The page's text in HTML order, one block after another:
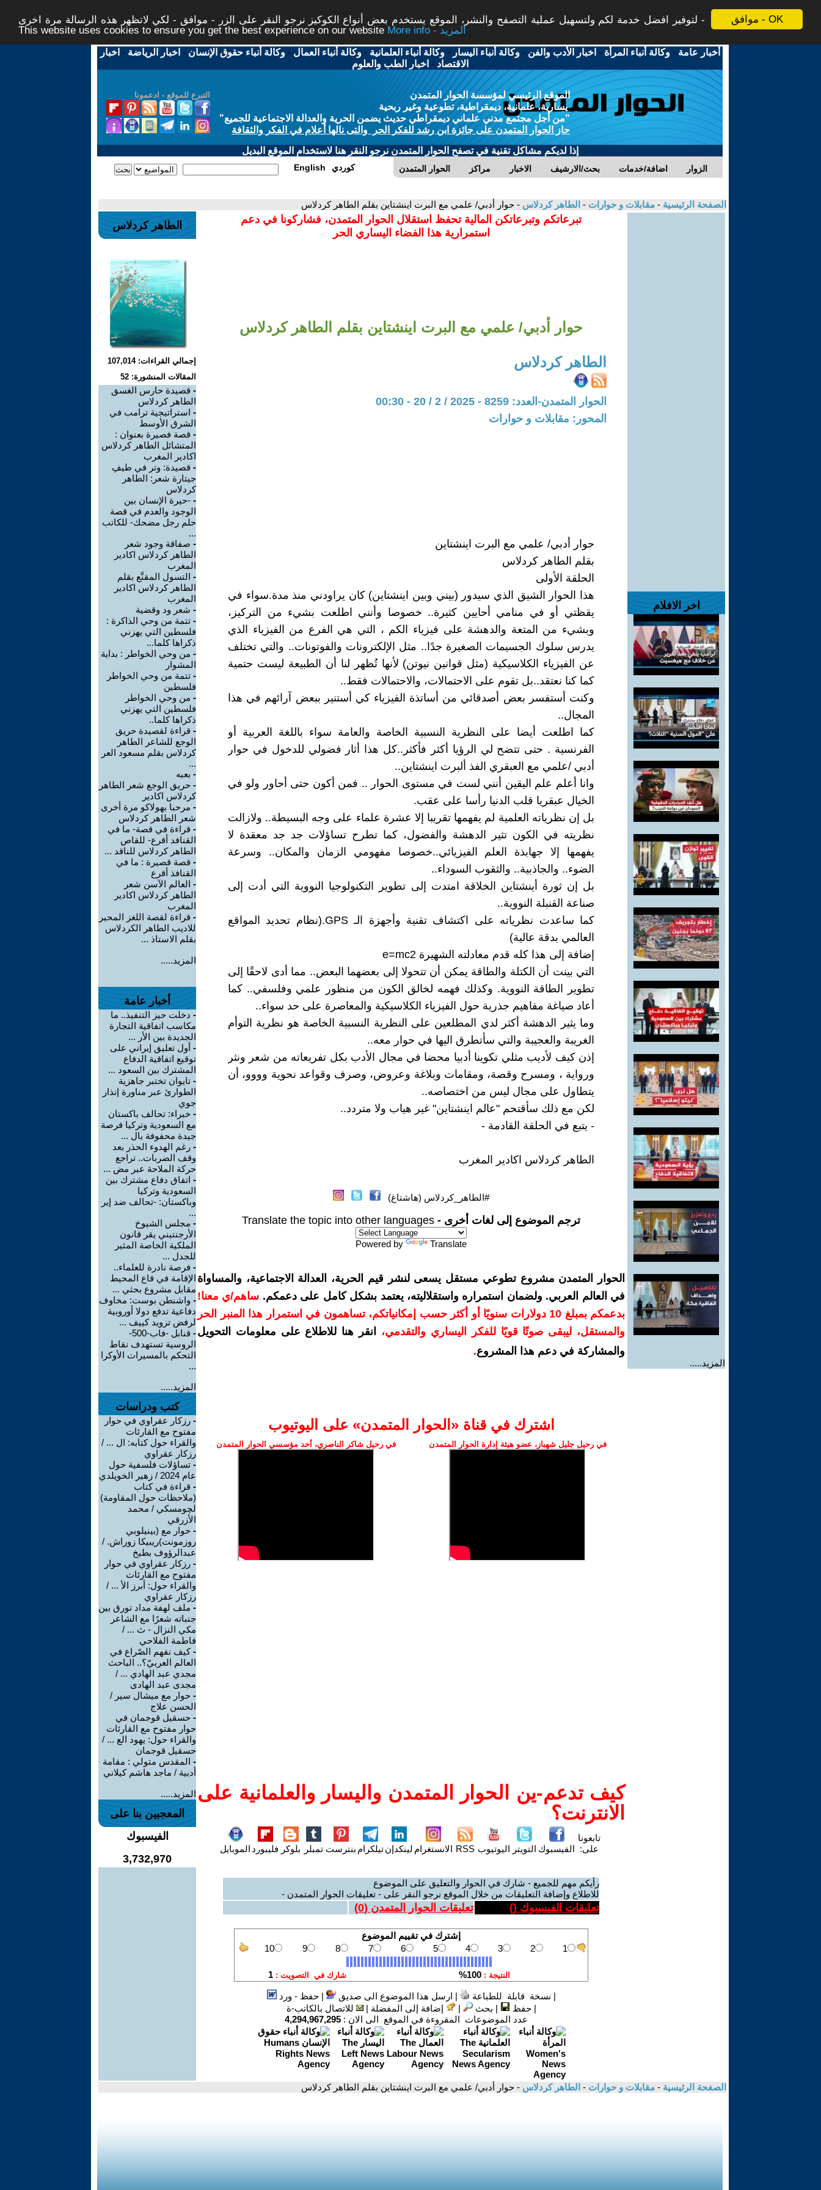
موافق - OK
لتوفير افضل خدمة لكم ولتسهيل عملية التصفح والنشر، الموقع يستخدم بعض أنواع الكوكيز نرجو النقر على الزر - موافق - لكي لاتظهر هذه الرسالة مرة اخرى -
This website uses cookies to ensure you get the best experience on our website
More info - المزيد
أخبار عامة -وكالة أنباء المرأة - اخبار الأدب والفن -وكالة أنباء اليسار -وكالة أنباء العلمانية -وكالة أنباء العمال -وكالة أنباء حقوق الإنسان - اخبار الرياضة - اخبار
الاقتصاد - اخبار الطب والعلوم
التبرع للموقع - ادعمونا
الموقع الرئيسي لمؤسسة الحوار المتمدن
يسارية، علمانية، ديمقراطية، تطوعية وغير ربحية
"من أجل مجتمع مدني علماني ديمقراطي حديث يضمن الحرية والعدالة الاجتماعية للجميع"
حاز الحوار المتمدن على جائزة ابن رشد للفكر الحر والتى نالها أعلام في الفكر والثقافة
إذا لديكم مشاكل تقنية في تصفح الحوار المتمدن نرجو النقر هنا لاستخدام الموقع البديل
الحوار المتمدن مراكز الاخبار بحث/الارشيف اضافة/خدمات الزوار English كوردي
الصفحة الرئيسية - مقابلات و حوارات - الطاهر كردلاس - حوار أدبي/ علمي مع البرت اينشتاين بقلم الطاهر كردلاس
اخر الافلام
المزيد.....
تبرعاتكم وتبرعاتكن المالية تحفظ استقلال الحوار المتمدن، فشاركونا في دعم
استمرارية هذا الفضاء اليساري الحر
حوار أدبي/ علمي مع البرت اينشتاين بقلم الطاهر كردلاس
الطاهر كردلاس
الحوار المتمدن-العدد: 8259 - 2025 / 2 / 20 - 00:30
المحور: مقابلات و حوارات
حوار أدبي/ علمي مع البرت اينشتاين
بقلم الطاهر كردلاس
الحلقة الأولى
هذا الحوار الشيق الذي سيدور (بيني وبين اينشتاين) كان يراودني منذ مدة.سواء في
يقظتي أو في منامي أحايين كثيرة.. خصوصا وأنني اطلعت بشيء من التركيز،
وبشيء من المتعة والدهشة على فيزياء الكم ، التي هي الفرع من الفيزياء الذي
يدرس سلوك الجسيمات الصغيرة جدًا.. مثل الإلكترونات والفوتونات.. والتي تختلف
عن الفيزياء الكلاسيكية (مثل قوانين نيوتن) لأنها تُظهر لنا أن الطبيعة ليست حتمية
كما كنا نعتقد..بل تقوم على الاحتمالات، والاحتمالات فقط..
وكنت أستفسر بعض أصدقائي من أساتذة الفيزياء كي أستنير ببعض آرائهم في هذا
المجال..
كما اطلعت أيضا على النظرية النسبية الخاصة والعامة سواء باللغة العربية أو
الفرنسية . حتى تتضح لي الرؤيا أكثر فأكثر..كل هذا أثار فضولي للدخول في حوار
أدبي /علمي مع العبقري الفذ ألبرت اينشتاين..
وانا أعلم علم اليقين أنني لست في مستوى الحوار .. فمن أكون حتى أحاور ولو في
الخيال عبقريا قلب الدنيا رأسا على عقب.
بل إن نظرياته العلمية لم يفهمها تقريبا إلا عشرة علماء على وجه البسيطة.. ولازالت
نظريته في الكون تثير الدهشة والفضول، كما تطرح تساؤلات جد جد معقدة لا
يفهمها إلا جهابذة العلم الفيزيائي..خصوصا مفهومي الزمان والمكان.. وسرعة
الضوء.. والجاذبية.. والثقوب السوداء..
بل إن ثورة أينشتاين الخلاقة امتدت إلى تطوير التكنولوجيا النووية التي أدت إلى
صناعة القنبلة النووية..
كما ساعدت نظرياته على اكتشاف تقنية وأجهزة الـ GPS.(نظام تحديد المواقع
العالمي بدقة عالية)
إضافة إلى هذا كله قدم معادلته الشهيرة e=mc2
التي بينت أن الكتلة والطاقة يمكن أن تتحولا إلى بعضهما البعض.. مما أدى لاحقًا إلى
تطوير الطاقة النووية. وكذلك فهمه لخالق الكون من منظور علمي وفلسفي.. كما
أعاد صياغة مفاهيم جذرية حول الفيزياء الكلاسيكية والمعاصرة على حد سواء..
وما يثير الدهشة أكثر لدي المطلعين على النظرية النسبية الخاصة هو نظرية التوأم
الغريبة والعجيبة والتي سأتطرق اليها في حوار معه..
إذن كيف لأديب مثلي تكوينا أدبيا محضا في مجال الأدب بكل تفريعاته من شعر ونثر
ورواية ، ومسرح وقصة، ومقامات وبلاغة وعروض، وصرف وقواعد نحوية وووو، أن
يتطاول على مجال ليس من اختصاصه..
لكن مع ذلك سأقتحم "عالم اينشتاين" غير هياب ولا متردد..
- يتبع في الحلقة القادمة -
الطاهر كردلاس اكادير المغرب
#الطاهر_كردلاس (هاشتاغ)
ترجم الموضوع إلى لغات أخرى - Translate the topic into other languages
Powered by Translate
الحوار المتمدن مشروع تطوعي مستقل يسعى لنشر قيم الحرية، العدالة الاجتماعية، والمساواة
في العالم العربي. ولضمان استمراره واستقلاليته، يعتمد بشكل كامل على دعمكم. ساهم/ي معنا!
بدعمكم بمبلغ 10 دولارات سنويًا أو أكثر حسب إمكانياتكم، تساهمون في استمرار هذا المنبر الحر
والمستقل، ليبقى صوتًا قويًا للفكر اليساري والتقدمي،
انقر هنا للاطلاع على معلومات التحويل
والمشاركة في دعم هذا المشروع.
اشترك في قناة ‫«الحوار المتمدن» على اليوتيوب
في رحيل جليل شهباز، عضو هيئة إدارة الحوار المتمدن في رحيل شاكر الناصري، أحد مؤسسي الحوار المتمدن
كيف تدعم-ين الحوار المتمدن واليسار والعلمانية على
الانترنت؟
تابعونا
على: الفيسبوك التويتر اليوتيوب RSS الانستغرام لينكدإنتيلكرام بنترست تمبلر بلوكر فليبورد الموبايل
رأيكم مهم للجميع - شارك في الحوار والتعليق على الموضوع
للاطلاع وإضافة التعليقات من خلال الموقع نرجو النقر على - تعليقات الحوار المتمدن -
تعليقات الفيسبوك () تعليقات الحوار المتمدن (0
)
| نسخة قابلة للطباعة | ارسل هذا الموضوع الى صديق |حفظ - ورد
|حفظ | بحث | إضافة إلى المفضلة |
للاتصال بالكاتب-ة
عدد الموضوعات المقروءة في الموقع الى الان : 4,294,967,295
الطاهر كردلاس
إجمالي القراءات: 107,014
المقالات المنشورة: 52
- قصيدة حارس الغسق
الطاهر كردلاس
- استراتيجية ترامب في
الشرق الأوسط
- قصة فصيرة بعنوان :
المتشائل الطاهر كردلاس
اكادير المغرب
- قصيدة: وتر في طيفِ
جيتارة شعر: الطاهر
كردلاس
- -حيرة الإنسان بين
الوجود والعدم في قصة
حلم رجل مضحك- للكاتب
...
- صفاقة وجود شعر
الطاهر كردلاس اكادير
المغرب
- التسول المقنَّع بقلم
الطاهر كردلاس اكادير
المغرب
- شعر ود وقضية
- تتمة من وحي الذاكرة :
فلسطين التي يهزني
ذكراها كلما...
- من وحي الخواطر : بداية
المشوار
- تتمة من وحي الخواطر
فلسطين
- من وحي الخواطر
فلسطين التي يهزني
ذكراها كلما..
- قراءة لقصيدة حريق
الوجع للشاعر الطاهر
كردلاس بقلم مسعود العر
...
- بعبه
- حريق الوجع شعر الطاهر
كردلاس اكادير
- مرحبا بهولاكو مرة أخرى
شعر الطاهر كردلاس
- قراءة في قصة- ما في
القنافد أقرع- للقاص
الطاهر كردلاس للناقد ...
- قصة قصيرة : ما في
القنافذ أقرع
- العالم الآسن شعر
الطاهر كردلاس اكادير
المغرب
- قراءة لقصة اللغز المحير
للاديب الطاهر الكردلاس
بقلم الاستاذ ...
المزيد.....
أخبار عامة
- دخلت حيز التنفيذ.. ما
مكاسب اتفاقية التجارة
الجديدة بين الأر ...
- أول تعليق إيراني على
توقيع اتفاقية الدفاع
المشترك بين السعود ...
- تايوان تختبر جاهزية
الطوارئ عبر مناورة إنذار
جوي
- خبراء: تحالف باكستان
مع السعودية وتركيا فرصة
جيدة محفوفة بال ...
- رغم الهدوء الحذر بعد
وقف الضربات.. تراجع
حركة الملاحة عبر مض ...
- اتفاق دفاع مشترك بين
السعودية وتركيا
وباكستان: -تحالف ضد إير
...
- مجلس الشيوخ
الأرجنتيني يقر قانون
الملكية الخاصة المثير
للجدل ...
- فرصة نادرة للعلماء..
الإقامة في قاع المحيط
مقابل مشروع بحثي ...
- واشنطن بوست: مخاوف
دفاعية تدفع دولا أوروبية
لرفض تزويد كييف ...
-
قنابل -فاب-500-
الروسية تستهدف نقاط
التحكم بالمسيرات الأوكرا
...
المزيد.....
كتب ودراسات
- رزكار عقراوي في حوار
مفتوح مع القارئات
والقراء حول كتابه: ال ... /
رزكار عقراوي
- تساؤلات فلسفية حول
عام 2024 / زهير الخويلدي
- قراءة في كتاب
(ملاحظات حول المقاومة)
لچومسكي / محمد
الأزرقي
- حوار مع (بينيلوبي
روزمونت)ريبيكا زوراش. /
عبدالرؤوف بطيخ
- رزكار عقراوي في حوار
مفتوح مع القارئات
والقراء حول: أبرز الأ ... /
رزكار عقراوي
- ملف لهفة مداد تورق بين
جنباته شعرًا مع الشاعر
مكي النزال - ث ... /
فاطمة الفلاحي
-كيف نفهم الصّراع في
العالم العربيّ؟.. الباحث
مجدي عبد الهادي ... /
مجدى عبد الهادى
- حوار مع ميشال سير /
الحسن علاج
- حسقيل قوجمان في
حوار مفتوح مع القارئات
والقراء حول: يهود الع ... /
حسقيل قوجمان
- المقدس متولي : مقامة
أدبية / ماجد هاشم كيلاني
المزيد.....
المعجبين بنا على
الفيسبوك
3,732,970
الصفحة الرئيسية - مقابلات و حوارات - الطاهر كردلاس - حوار أدبي/ علمي مع البرت اينشتاين بقلم الطاهر كردلاس